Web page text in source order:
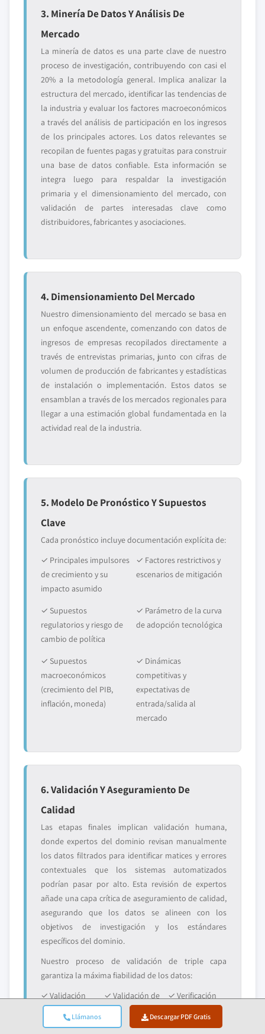
Llámanos Descargar PDF Gratis
3. Minería De Datos Y Análisis De
Mercado
La minería de datos es una parte clave de nuestro
proceso de investigación, contribuyendo con casi el
20% a la metodología general. Implica analizar la
estructura del mercado, identificar las tendencias de
la industria y evaluar los factores macroeconómicos
a través del análisis de participación en los ingresos
de los principales actores. Los datos relevantes se
recopilan de fuentes pagas y gratuitas para construir
una base de datos confiable. Esta información se
integra luego para respaldar la investigación
primaria y el dimensionamiento del mercado, con
validación de partes interesadas clave como
distribuidores, fabricantes y asociaciones.
4. Dimensionamiento Del Mercado
Nuestro dimensionamiento del mercado se basa en
un enfoque ascendente, comenzando con datos de
ingresos de empresas recopilados directamente a
través de entrevistas primarias, junto con cifras de
volumen de producción de fabricantes y estadísticas
de instalación o implementación. Estos datos se
ensamblan a través de los mercados regionales para
llegar a una estimación global fundamentada en la
actividad real de la industria.
5. Modelo De Pronóstico Y Supuestos
Clave
Cada pronóstico incluye documentación explícita de:
✓ Principales impulsores
de crecimiento y su
impacto asumido
✓ Factores restrictivos y
escenarios de mitigación
✓ Supuestos
regulatorios y riesgo de
cambio de política
✓ Parámetro de la curva
de adopción tecnológica
✓ Supuestos
macroeconómicos
(crecimiento del PIB,
inflación, moneda)
✓ Dinámicas
competitivas y
expectativas de
entrada/salida al
mercado
6. Validación Y Aseguramiento De
Calidad
Las etapas finales implican validación humana,
donde expertos del dominio revisan manualmente
los datos filtrados para identificar matices y errores
contextuales que los sistemas automatizados
podrían pasar por alto. Esta revisión de expertos
añade una capa crítica de aseguramiento de calidad,
asegurando que los datos se alineen con los
objetivos de investigación y los estándares
específicos del dominio.
Nuestro proceso de validación de triple capa
garantiza la máxima fiabilidad de los datos:
✓ Validación
estadística
✓ Validación de
expertos
✓ Verificación
del mercado